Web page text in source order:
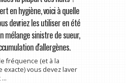
en hygiène, voici à quelle
devriez les utiliser en été
mélange sinistre de sueur,
d'allergènes.
fréquence (et à la
exacte) vous devez laver